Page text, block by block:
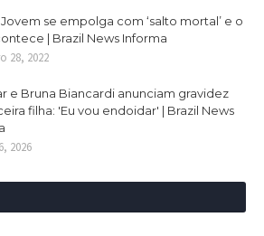
se empolga com ‘salto mortal’ e o
| Brazil News Informa
28, 2022
e Bruna Biancardi anunciam gravidez
filha: 'Eu vou endoidar' | Brazil News
2026